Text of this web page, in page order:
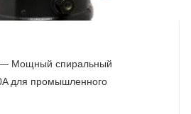
— Мощный спиральный
для промышленного